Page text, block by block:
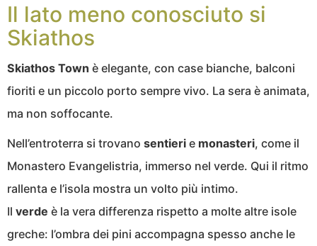
Il lato meno conosciuto si
Skiathos
Skiathos Town è elegante, con case bianche, balconi
fioriti e un piccolo porto sempre vivo. La sera è animata,
ma non soffocante.
Nell’entroterra si trovano sentieri e monasteri, come il
Monastero Evangelistria, immerso nel verde. Qui il ritmo
rallenta e l’isola mostra un volto più intimo.
Il verde è la vera differenza rispetto a molte altre isole
greche: l’ombra dei pini accompagna spesso anche le